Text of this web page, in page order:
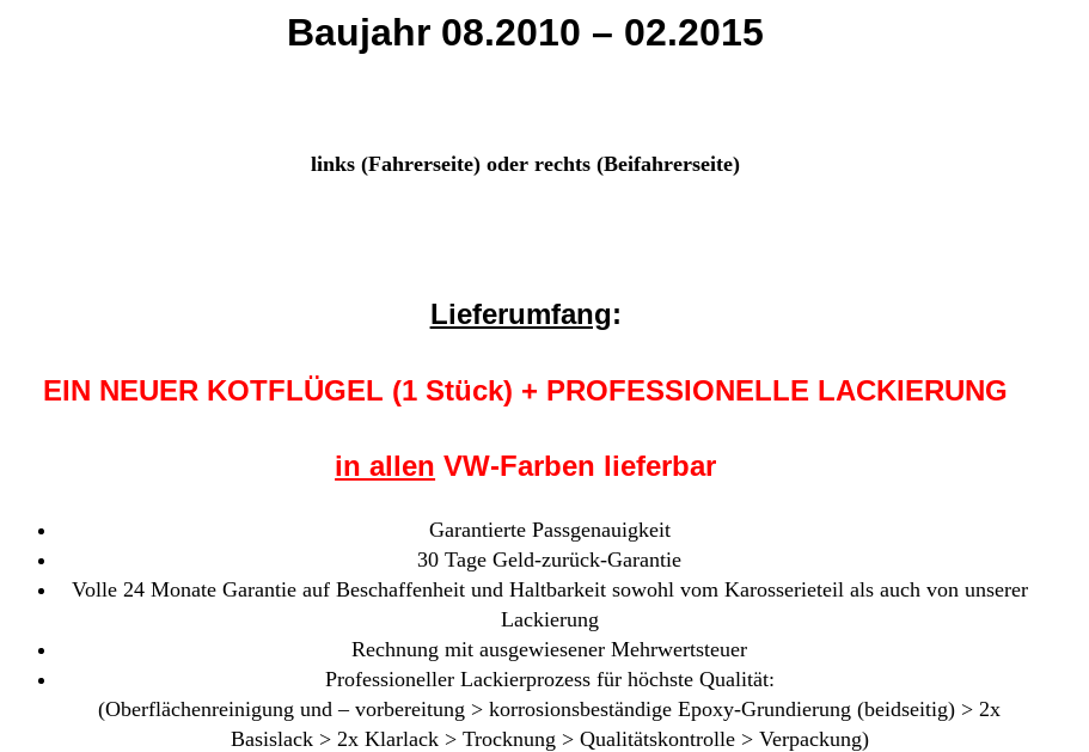
Baujahr 08.2010 – 02.2015
links (Fahrerseite) oder rechts (Beifahrerseite)
Lieferumfang:
EIN NEUER KOTFLÜGEL (1 Stück) + PROFESSIONELLE LACKIERUNG
in allen VW-Farben lieferbar
Garantierte Passgenauigkeit
30 Tage Geld-zurück-Garantie
Volle 24 Monate Garantie auf Beschaffenheit und Haltbarkeit sowohl vom Karosserieteil als auch von unserer
Lackierung
Rechnung mit ausgewiesener Mehrwertsteuer
Professioneller Lackierprozess für höchste Qualität:
(Oberflächenreinigung und – vorbereitung > korrosionsbeständige Epoxy-Grundierung (beidseitig) > 2x
Basislack > 2x Klarlack > Trocknung > Qualitätskontrolle > Verpackung)